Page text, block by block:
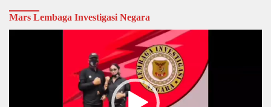
Mars Lembaga Investigasi Negara